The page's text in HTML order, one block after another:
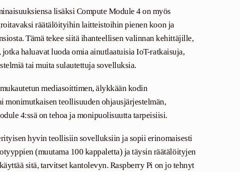
lisäksi Compute Module 4 on myös
räätälöityihin laitteistoihin pienen koon ja
Tämä tekee siitä ihanteellisen valinnan kehittäjille,
haluavat luoda omia ainutlaatuisia IoT-ratkaisuja,
tai muita sulautettuja sovelluksia.
mediasoittimen, älykkään kodin
monimutkaisen teollisuuden ohjausjärjestelmän,
4:ssä on tehoa ja monipuolisuutta tarpeisiisi.
hyvin teollisiin sovelluksiin ja sopii erinomaisesti
(muutama 100 kappaletta) ja täysin räätälöityjen
sitä, tarvitset kantolevyn. Raspberry Pi on jo tehnyt